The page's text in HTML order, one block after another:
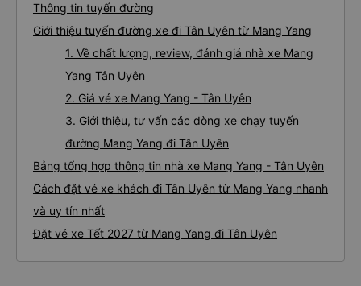
Thông tin tuyến đường
Giới thiệu tuyến đường xe đi Tân Uyên từ Mang Yang
1. Về chất lượng, review, đánh giá nhà xe Mang
Yang Tân Uyên
2. Giá vé xe Mang Yang - Tân Uyên
3. Giới thiệu, tư vấn các dòng xe chạy tuyến
đường Mang Yang đi Tân Uyên
Bảng tổng hợp thông tin nhà xe Mang Yang - Tân Uyên
Cách đặt vé xe khách đi Tân Uyên từ Mang Yang nhanh
và uy tín nhất
Đặt vé xe Tết 2027 từ Mang Yang đi Tân Uyên